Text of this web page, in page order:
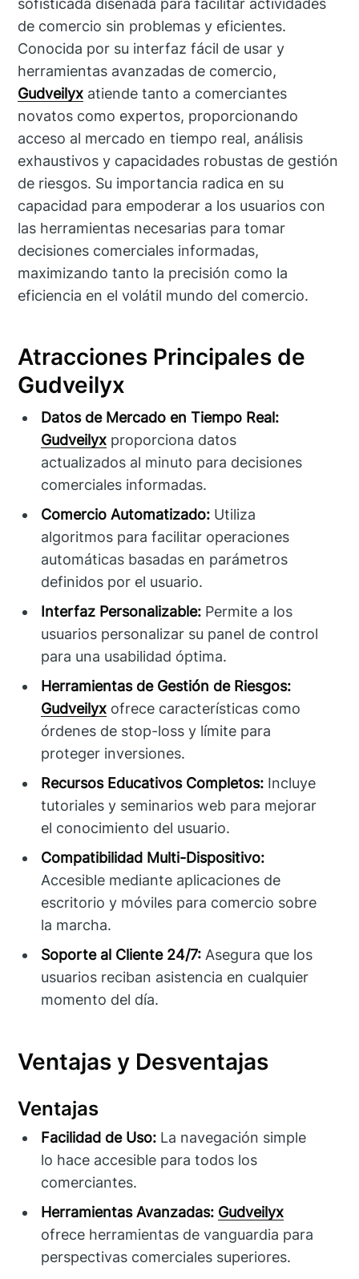
sofisticada diseñada para facilitar actividades
de comercio sin problemas y eficientes.
Conocida por su interfaz fácil de usar y
herramientas avanzadas de comercio,
Gudveilyx atiende tanto a comerciantes
novatos como expertos, proporcionando
acceso al mercado en tiempo real, análisis
exhaustivos y capacidades robustas de gestión
de riesgos. Su importancia radica en su
capacidad para empoderar a los usuarios con
las herramientas necesarias para tomar
decisiones comerciales informadas,
maximizando tanto la precisión como la
eficiencia en el volátil mundo del comercio.
Atracciones Principales de
Gudveilyx
Datos de Mercado en Tiempo Real:
Gudveilyx proporciona datos
actualizados al minuto para decisiones
comerciales informadas.
Comercio Automatizado: Utiliza
algoritmos para facilitar operaciones
automáticas basadas en parámetros
definidos por el usuario.
Interfaz Personalizable: Permite a los
usuarios personalizar su panel de control
para una usabilidad óptima.
Herramientas de Gestión de Riesgos:
Gudveilyx ofrece características como
órdenes de stop-loss y límite para
proteger inversiones.
Recursos Educativos Completos: Incluye
tutoriales y seminarios web para mejorar
el conocimiento del usuario.
Compatibilidad Multi-Dispositivo:
Accesible mediante aplicaciones de
escritorio y móviles para comercio sobre
la marcha.
Soporte al Cliente 24/7: Asegura que los
usuarios reciban asistencia en cualquier
momento del día.
Ventajas y Desventajas
Ventajas
Facilidad de Uso: La navegación simple
lo hace accesible para todos los
comerciantes.
Herramientas Avanzadas: Gudveilyx
ofrece herramientas de vanguardia para
perspectivas comerciales superiores.